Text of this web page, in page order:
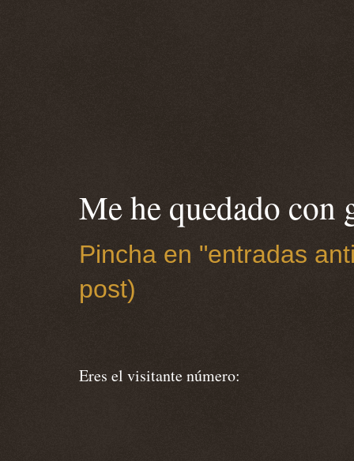
Me he quedado con
Pincha en "entradas
post)
Eres el visitante número: